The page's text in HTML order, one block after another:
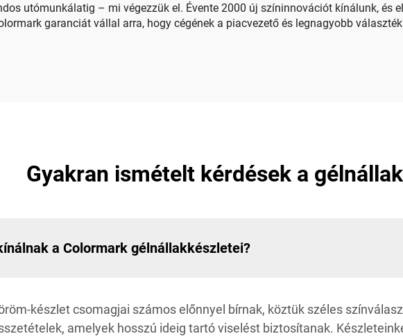
utómunkálatig – mi végezzük el. Évente 2000 új színinnovációt kínálunk, és
garanciát vállal arra, hogy cégének a piacvezető és legnagyobb
Gyakran ismételt kérdések a
a Colormark gélnállakkészletei?
készlet csomagjai számos előnnyel bírnak, köztük széles
amelyek hosszú ideig tartó viselést biztosítanak.